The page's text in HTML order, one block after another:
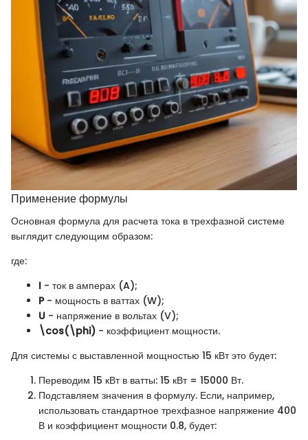
Применение формулы
Основная формула для расчета тока в трехфазной системе
выглядит следующим образом:
где:
I - ток в амперах (A);
P- мощность в ваттах (W);
U - напряжение в вольтах (V);
\cos(\phi) - коэффициент мощности.
Для системы с выставленной мощностью 15 кВт это будет:
Переводим 15 кВт в ватты: 15 кВт = 15000 Вт.
Подставляем значения в формулу. Если, например,
использовать стандартное трехфазное напряжение 400
В и коэффициент мощности 0.8, будет: